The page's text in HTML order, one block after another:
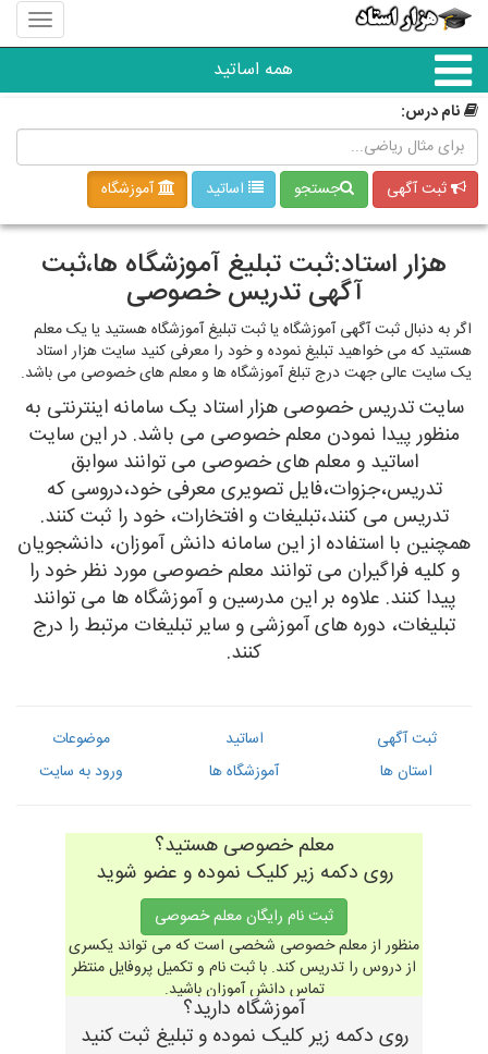
منوی
سایت
استاد
همه اساتید
همه آموزشگاه ها
دبستان تا دبیرستان
زبان های خارجی
دانشگاه
کنکور و مشاوره
مهارت های عمومی
تدریس به کودکان
آموزشگاه ها
نام درس:
ثبت آگهی جستجو اساتید آموزشگاه
هزار استاد:ثبت تبلیغ آموزشگاه ها،ثبت
آگهی تدریس خصوصی
اگر به دنبال ثبت آگهی آموزشگاه یا ثبت تبلیغ آموزشگاه هستید یا یک معلم
هستید که می خواهید تبلیغ نموده و خود را معرفی کنید سایت هزار استاد
یک سایت عالی جهت درج تبلغ آموزشگاه ها و معلم های خصوصی می باشد.
سایت تدریس خصوصی هزار استاد یک سامانه اینترنتی به
منظور پیدا نمودن معلم خصوصی می باشد. در این سایت
اساتید و معلم های خصوصی می توانند سوابق
تدریس،جزوات،فایل تصویری معرفی خود،دروسی که
تدریس می کنند،تبلیغات و افتخارات، خود را ثبت کنند.
همچنین با استفاده از این سامانه دانش آموزان، دانشجویان
و کلیه فراگیران می توانند معلم خصوصی مورد نظر خود را
پیدا کنند. علاوه بر این مدرسین و آموزشگاه ها می توانند
تبلیغات، دوره های آموزشی و سایر تبلیغات مرتبط را درج
کنند.
ثبت آگهی اساتید
موضوعات
استان ها
آموزشگاه ها ورود به سایت
معلم خصوصی هستید؟
روی دکمه زیر کلیک نموده و عضو شوید
ثبت نام رایگان معلم خصوصی
منظور از معلم خصوصی شخصی است که می تواند یکسری
از دروس را تدریس کند. با ثبت نام و تکمیل پروفایل منتظر
تماس دانش آموزان باشید.
آموزشگاه دارید؟
روی دکمه زیر کلیک نموده و تبلیغ ثبت کنید